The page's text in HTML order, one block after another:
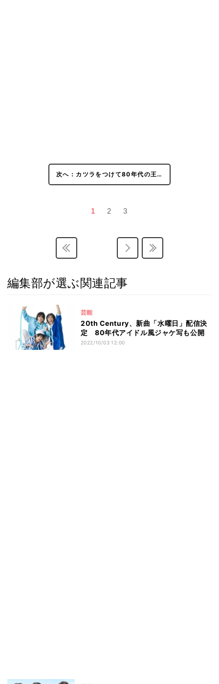
次へ：カツラをつけて80年代の王…
1 2 3
編集部が選ぶ関連記事
芸能
20th Century、新曲「水曜日」配信決
定 80年代アイドル風ジャケ写も公開
2022/10/03 12:00